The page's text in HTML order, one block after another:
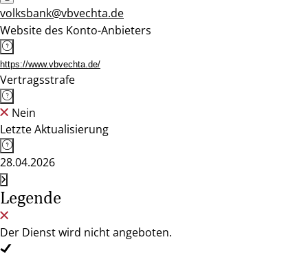
volksbank@vbvechta.de
Website des Konto-Anbieters
https://www.vbvechta.de/
Vertragsstrafe
Nein
Letzte Aktualisierung
28.04.2026
Legende
Der Dienst wird nicht angeboten.